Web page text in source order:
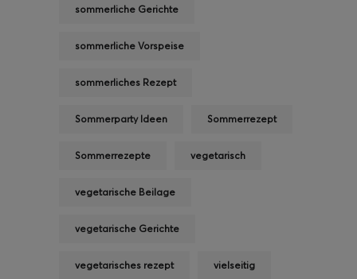
sommerliche Gerichte
sommerliche Vorspeise
sommerliches Rezept
Sommerparty Ideen Sommerrezept
Sommerrezepte vegetarisch
vegetarische Beilage
vegetarische Gerichte
vegetarisches rezept vielseitig